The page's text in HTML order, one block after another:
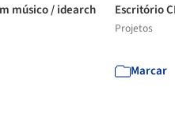
músico / idearch
Escritório
Projetos
Marcar